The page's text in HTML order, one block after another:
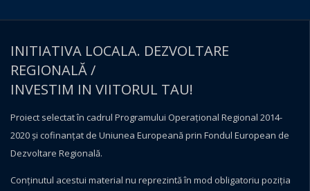
INITIATIVA LOCALA. DEZVOLTARE
REGIONALĂ /
INVESTIM IN VIITORUL TAU!
Proiect selectat în cadrul Programului Operațional Regional 2014-
2020 și cofinanțat de Uniunea Europeană prin Fondul European de
Dezvoltare Regională.
Conţinutul acestui material nu reprezintă în mod obligatoriu poziţia